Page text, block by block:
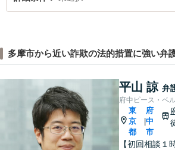
多摩市から近い詐欺の法的措置に強い弁
平山 諒 弁
府中ピース・ベ
東
京
都
府
中
市
【初回相談１